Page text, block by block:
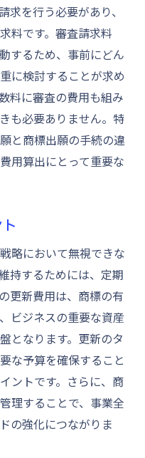
求を行う必要があり、
料です。審査請求料
するため、事前にどん
に検討することが求め
料に審査の費用も組み
も必要ありません。特
と商標出願の手続の違
用算出にとって重要な
略において無視できな
持するためには、定期
更新費用は、商標の有
ビジネスの重要な資産
となります。更新のタ
な予算を確保すること
ントです。さらに、商
理することで、事業全
の強化につながりま